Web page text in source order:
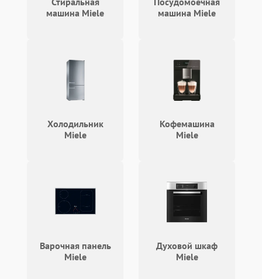
машина Miele
машина Miele
Холодильник
Miele
Кофемашина
Miele
Варочная панель
Miele
Духовой шкаф
Miele